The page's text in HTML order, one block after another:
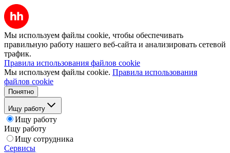
Мы используем файлы cookie, чтобы обеспечивать
правильную работу нашего веб-сайта и анализировать сетевой
трафик.
Правила использования файлов cookie
Мы используем файлы cookie. Правила использования
файлов cookie
Понятно
Ищу работу
Ищу работу
Ищу работу
Ищу сотрудника
Сервисы